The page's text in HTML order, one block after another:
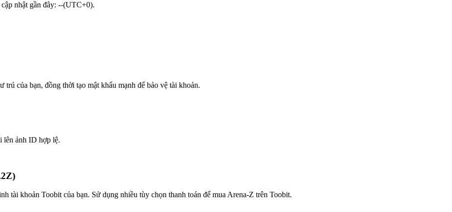
nhật gần đây: --(UTC+0).
của bạn, đồng thời tạo mật khẩu mạnh để bảo vệ tài khoản.
lên ảnh ID hợp lệ.
tài khoản Toobit của bạn. Sử dụng nhiều tùy chọn thanh toán để mua Arena-Z trên Toobit.